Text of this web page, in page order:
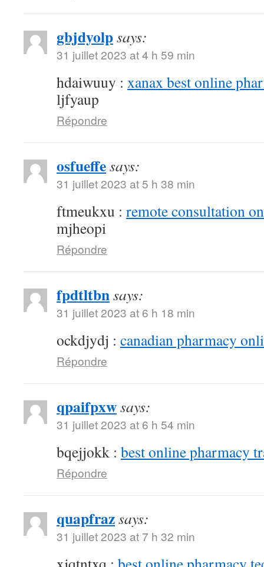
gbjdyolpsays:
31 juillet 2023 at 4 h 59 min
hdaiwuuy : xanax best online
ljfyaup
Répondre
osfueffesays:
31 juillet 2023 at 5 h 38 min
ftmeukxu : remote consultation
mjheopi
Répondre
fpdtltbnsays:
31 juillet 2023 at 6 h 18 min
ockdjydj : canadian pharmacy
Répondre
qpaifpxwsays:
31 juillet 2023 at 6 h 54 min
bqejjokk : best online pharmacy
Répondre
quapfrazsays:
31 juillet 2023 at 7 h 32 min